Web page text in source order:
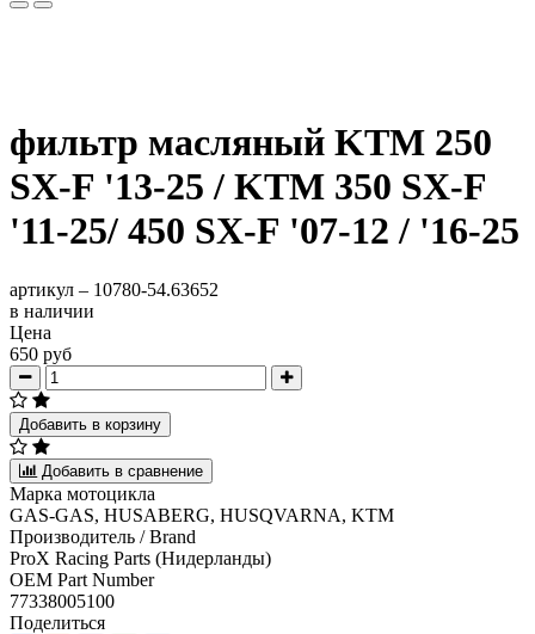
фильтр масляный KTM 250
SX-F '13-25 / KTM 350 SX-F
'11-25/ 450 SX-F '07-12 / '16-25
артикул – 10780-54.63652
в наличии
Цена
650 руб
Добавить в корзину
Добавить в сравнение
Марка мотоцикла
GAS-GAS, HUSABERG, HUSQVARNA, KTM
Производитель / Brand
ProX Racing Parts (Нидерланды)
OEM Part Number
77338005100
Поделиться